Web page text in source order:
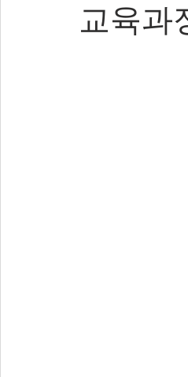
교육과